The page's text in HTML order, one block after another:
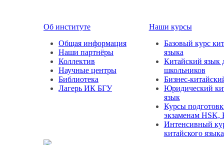
Об институте
Общая информация
Наши партнёры
Коллектив
Научные центры
Библиотека
Лагерь ИК БГУ
Наши курсы
Базовый курс
языка
Китайский язык
школьников
Бизнес-
Юридический
язык
Курсы
экзаменам HSK,
Интенсивный
китайского языка